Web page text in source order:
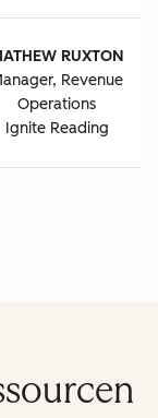
RUXTON
Revenue
Operations
Ignite Reading